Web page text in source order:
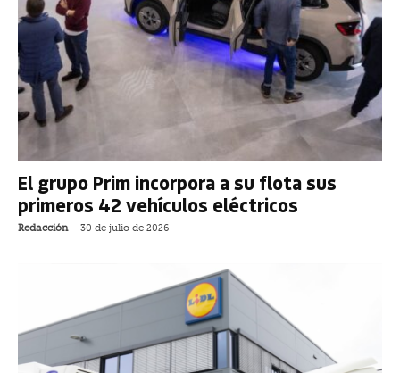
El grupo Prim incorpora a su flota sus
primeros 42 vehículos eléctricos
Redacción - 30 de julio de 2026